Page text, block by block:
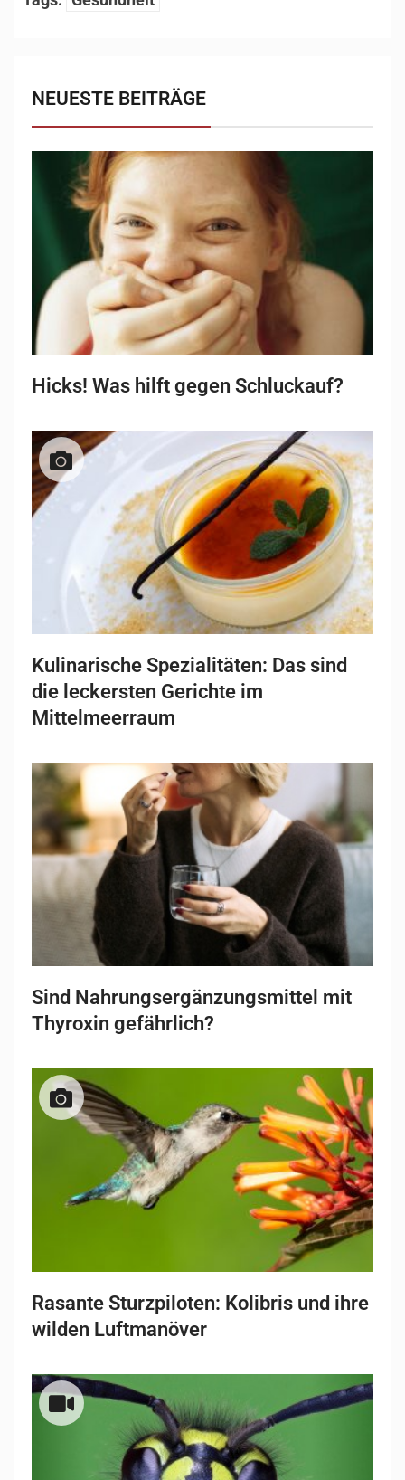
NEUESTE BEITRÄGE
Hicks! Was hilft gegen Schluckauf?
Kulinarische Spezialitäten: Das sind
die leckersten Gerichte im
Mittelmeerraum
Sind Nahrungsergänzungsmittel mit
Thyroxin gefährlich?
Rasante Sturzpiloten: Kolibris und ihre
wilden Luftmanöver